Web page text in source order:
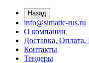
Назад
info@simatic-rus.ru
О компании
Доставка, Оплата,
Контакты
Тендеры